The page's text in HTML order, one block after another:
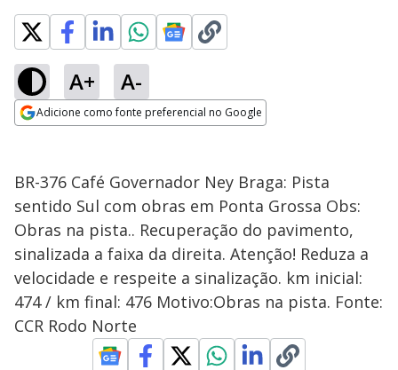
A+ A-
Adicione como fonte preferencial no Google
BR-376 Café Governador Ney Braga: Pista
sentido Sul com obras em Ponta Grossa Obs:
Obras na pista.. Recuperação do pavimento,
sinalizada a faixa da direita. Atenção! Reduza a
velocidade e respeite a sinalização. km inicial:
474 / km final: 476 Motivo:Obras na pista. Fonte:
CCR Rodo Norte